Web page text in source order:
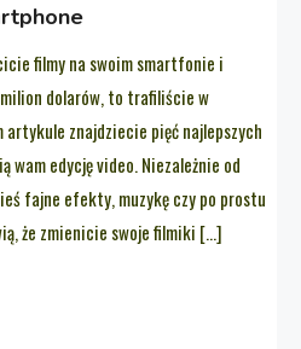
filmy na swoim smartfonie i
dolarów, to trafiliście w
znajdziecie pięć najlepszych
wam edycję video. Niezależnie od
fajne efekty, muzykę czy po prostu
że zmienicie swoje filmiki […]